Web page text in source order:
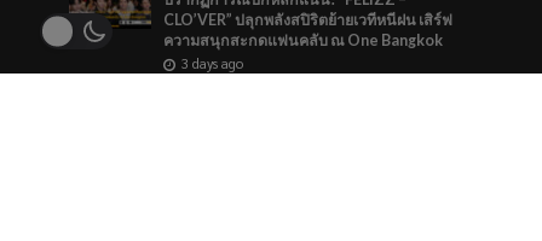
CLO’VER” ปลุกพลังสปิริตย้ายเวทีหนีฝน เสิร์ฟ
ความสนุกสะกดแฟนคลับ ณ One Bangkok
3 days ago